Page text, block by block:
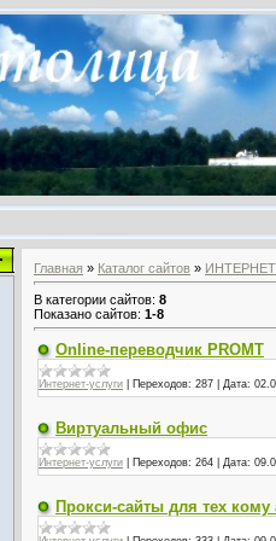
Главная » Каталог сайтов » ИНТЕРНЕТ
В категории сайтов: 8
Показано сайтов: 1-8
Online-переводчик PROMT
Интернет-услуги Переходов: 287 Дата:
Виртуальный офис
Интернет-услуги Переходов: 264 Дата:
Прокси-сайты для тех